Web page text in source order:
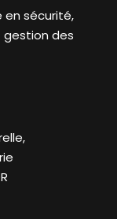
en sécurité,
des